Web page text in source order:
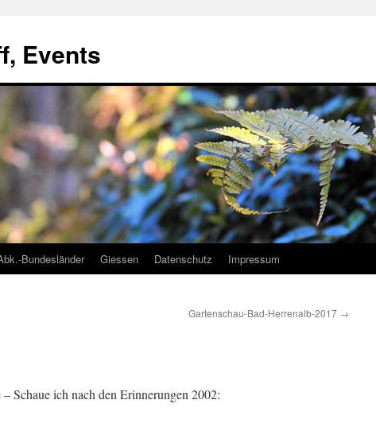
Events
Bundesländer Giessen Datenschutz Impressum
Gartenschau-Bad-Herrenalb-2017 →
Schaue ich nach den Erinnerungen 2002: